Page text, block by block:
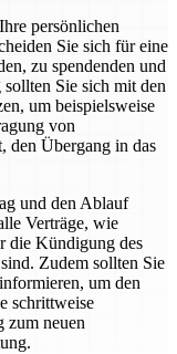
persönlichen
Sie sich für eine
zu spendenden und
Sie sich mit den
um beispielsweise
von
den Übergang in das
und den Ablauf
Verträge, wie
die Kündigung des
Zudem sollten Sie
um den
schrittweise
zum neuen